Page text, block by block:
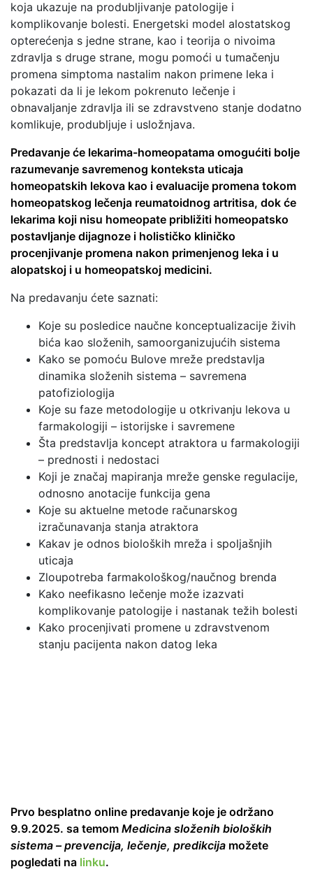
koja ukazuje na produbljivanje patologije i
komplikovanje bolesti. Energetski model alostatskog
opterećenja s jedne strane, kao i teorija o nivoima
zdravlja s druge strane, mogu pomoći u tumačenju
promena simptoma nastalim nakon primene leka i
pokazati da li je lekom pokrenuto lečenje i
obnavaljanje zdravlja ili se zdravstveno stanje dodatno
komlikuje, produbljuje i usložnjava.
Predavanje će lekarima-homeopatama omogućiti bolje
razumevanje savremenog konteksta uticaja
homeopatskih lekova kao i evaluacije promena tokom
homeopatskog lečenja reumatoidnog artritisa, dok će
lekarima koji nisu homeopate približiti homeopatsko
postavljanje dijagnoze i holističko kliničko
procenjivanje promena nakon primenjenog leka i u
alopatskoj i u homeopatskoj medicini.
Na predavanju ćete saznati:
Koje su posledice naučne konceptualizacije živih
bića kao složenih, samoorganizujućih sistema
Kako se pomoću Bulove mreže predstavlja
dinamika složenih sistema – savremena
patofiziologija
Koje su faze metodologije u otkrivanju lekova u
farmakologiji – istorijske i savremene
Šta predstavlja koncept atraktora u farmakologiji
– prednosti i nedostaci
Koji je značaj mapiranja mreže genske regulacije,
odnosno anotacije funkcija gena
Koje su aktuelne metode računarskog
izračunavanja stanja atraktora
Kakav je odnos bioloških mreža i spoljašnjih
uticaja
Zloupotreba farmakološkog/naučnog brenda
Kako neefikasno lečenje može izazvati
komplikovanje patologije i nastanak težih bolesti
Kako procenjivati promene u zdravstvenom
stanju pacijenta nakon datog leka
Prvo besplatno online predavanje koje je održano
9.9.2025. sa temom Medicina složenih bioloških
sistema – prevencija, lečenje, predikcija možete
pogledati na linku.